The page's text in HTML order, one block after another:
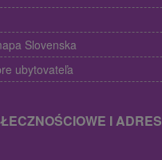
Slovenska
ubytovateľa
I ADRES